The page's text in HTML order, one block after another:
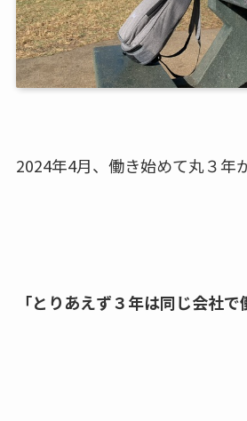
2024年4月、働き始めて丸３年
「とりあえず３年は同じ会社で